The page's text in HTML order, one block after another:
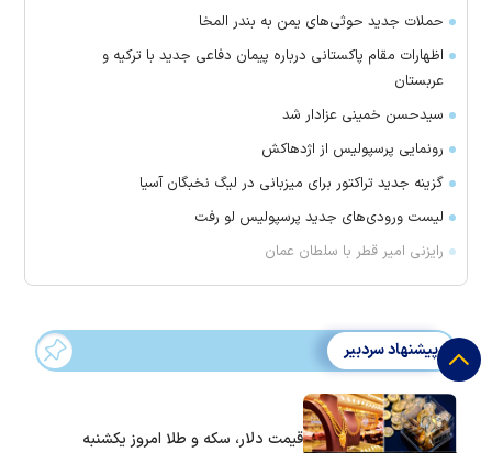
حملات جدید حوثی‌های یمن به بندر المخا
اظهارات مقام پاکستانی درباره پیمان دفاعی جدید با ترکیه و
عربستان
سیدحسن خمینی عزادار شد
رونمایی پرسپولیس از اژدهاکش
گزینه جدید تراکتور برای میزبانی در لیگ نخبگان آسیا
لیست ورودی‌های جدید پرسپولیس لو رفت
رایزنی امیر قطر با سلطان عمان
پیشنهاد سردبیر
قیمت دلار، سکه و طلا امروز یکشنبه